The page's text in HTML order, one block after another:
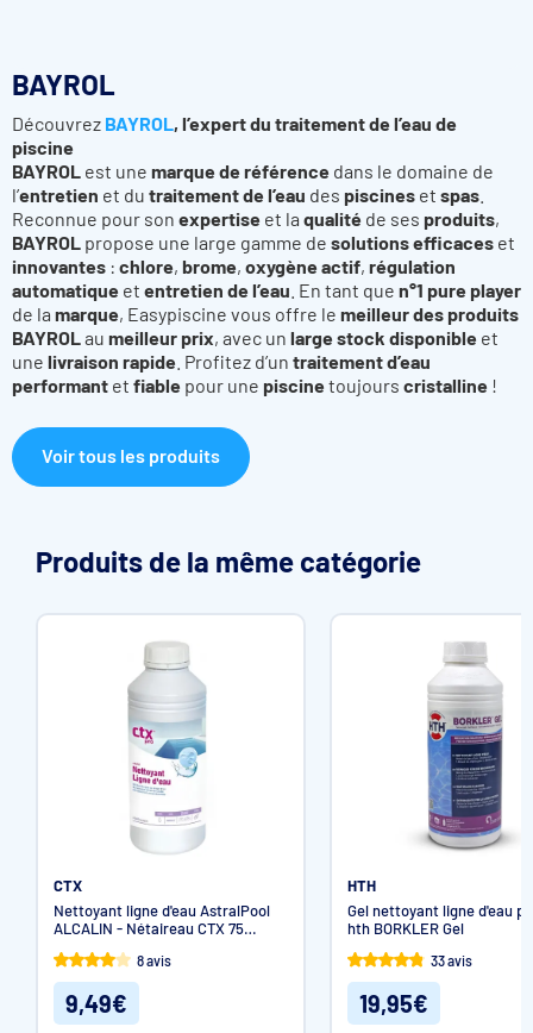
BAYROL
Découvrez BAYROL , l’expert du traitement de l’eau de
piscine
BAYROL est une marque de référence dans le domaine de
l’entretien et du traitement de l’eau des piscines et spas
Reconnue pour son expertise et la qualité de ses produits,
BAYROL propose une large gamme de solutions efficaces et
innovantes : chlore, brome, oxygène actif, régulation
automatique et entretien de l’eau . En tant que n°1 pure player
de la marque, Easypiscine vous offre le meilleur des produits
BAYROL au meilleur prix, avec un large stock disponible et
une livraison rapide . Profitez d’un traitement d’eau
performant et fiable pour une piscinetoujours cristalline !
Voir tous les produits
Produits de la même catégorie
CTX
Nettoyant ligne d'eau AstralPool
ALCALIN - Nétaireau CTX 75
8 avis
9,49€
HTH
Gel nettoyant ligne d'eau
hth BORKLER Gel
33 avis
19,95€